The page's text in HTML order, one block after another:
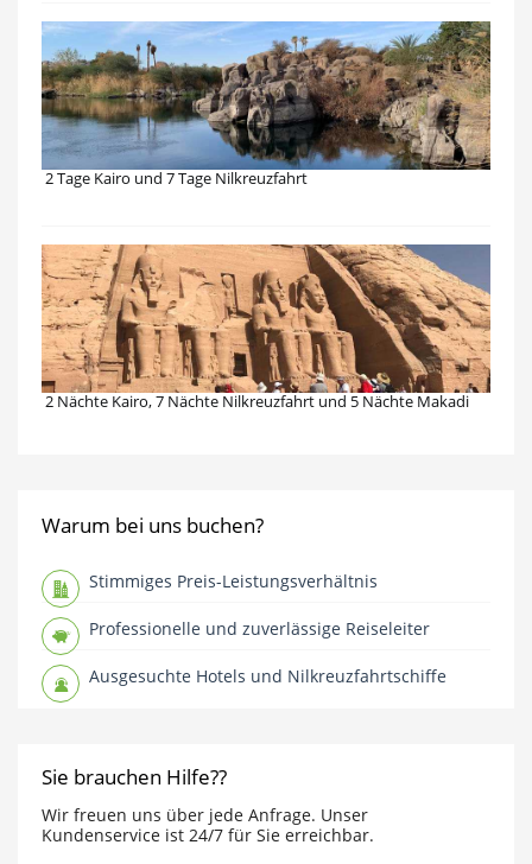
2 Tage Kairo und 7 Tage Nilkreuzfahrt
2 Nächte Kairo, 7 Nächte Nilkreuzfahrt und 5 Nächte Makadi
Warum bei uns buchen?
Stimmiges Preis-Leistungsverhältnis
Professionelle und zuverlässige Reiseleiter
Ausgesuchte Hotels und Nilkreuzfahrtschiffe
Sie brauchen Hilfe??
Wir freuen uns über jede Anfrage. Unser
Kundenservice ist 24/7 für Sie erreichbar.